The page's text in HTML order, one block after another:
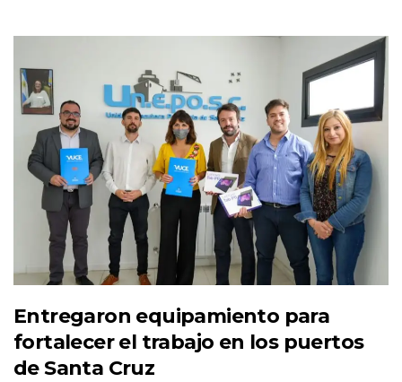
Entregaron equipamiento para
fortalecer el trabajo en los puertos
de Santa Cruz